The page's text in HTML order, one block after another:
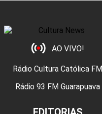
AO VIVO!
Rádio Cultura Católica FM
Rádio 93 FM Guarapuava